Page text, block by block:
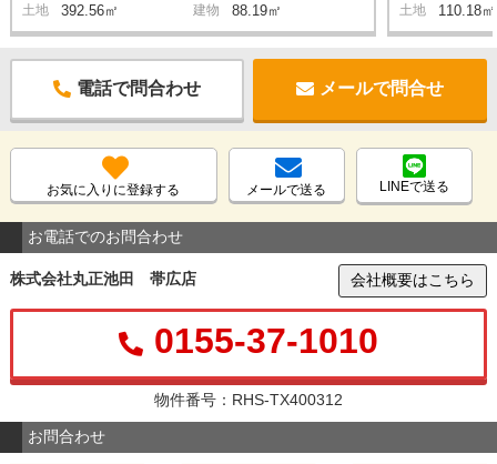
土地 392.56㎡ 建物 88.19㎡ 土地 110.18㎡
電話で問合わせ メールで問合せ
お気に入りに登録する メールで送る LINEで送る
お電話でのお問合わせ
株式会社丸正池田 帯広店 会社概要はこちら
0155-37-1010
物件番号：RHS-TX400312
お問合わせ